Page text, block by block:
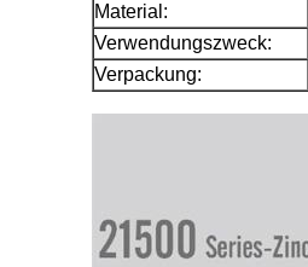
Material:
Verwendungszweck:
Verpackung: